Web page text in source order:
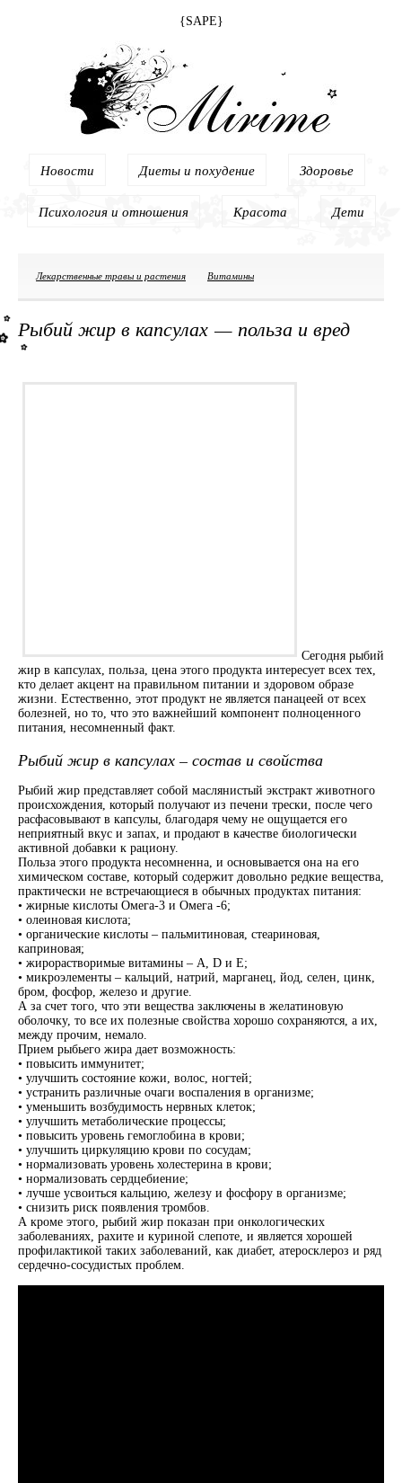
{SAPE}
Новости Диеты и похудение Здоровье
Психология и отношения Красота Дети
Лекарственные травы и растения Витамины
Рыбий жир в капсулах — польза и вред
Сегодня рыбий
жир в капсулах, польза, цена этого продукта интересует всех тех,
кто делает акцент на правильном питании и здоровом образе
жизни. Естественно, этот продукт не является панацеей от всех
болезней, но то, что это важнейший компонент полноценного
питания, несомненный факт.
Рыбий жир в капсулах – состав и свойства
Рыбий жир представляет собой маслянистый экстракт животного
происхождения, который получают из печени трески, после чего
расфасовывают в капсулы, благодаря чему не ощущается его
неприятный вкус и запах, и продают в качестве биологически
активной добавки к рациону.
Польза этого продукта несомненна, и основывается она на его
химическом составе, который содержит довольно редкие вещества,
практически не встречающиеся в обычных продуктах питания:
• жирные кислоты Омега-3 и Омега -6;
• олеиновая кислота;
• органические кислоты – пальмитиновая, стеариновая,
каприновая;
• жирорастворимые витамины – А, D и Е;
• микроэлементы – кальций, натрий, марганец, йод, селен, цинк,
бром, фосфор, железо и другие.
А за счет того, что эти вещества заключены в желатиновую
оболочку, то все их полезные свойства хорошо сохраняются, а их,
между прочим, немало.
Прием рыбьего жира дает возможность:
• повысить иммунитет;
• улучшить состояние кожи, волос, ногтей;
• устранить различные очаги воспаления в организме;
• уменьшить возбудимость нервных клеток;
• улучшить метаболические процессы;
• повысить уровень гемоглобина в крови;
• улучшить циркуляцию крови по сосудам;
• нормализовать уровень холестерина в крови;
• нормализовать сердцебиение;
• лучше усвоиться кальцию, железу и фосфору в организме;
• снизить риск появления тромбов.
А кроме этого, рыбий жир показан при онкологических
заболеваниях, рахите и куриной слепоте, и является хорошей
профилактикой таких заболеваний, как диабет, атеросклероз и ряд
сердечно-сосудистых проблем.